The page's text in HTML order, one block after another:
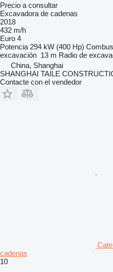
Precio a consultar
Excavadora de cadenas
2018
432 m/h
Euro 4
Potencia 294 kW (400 Hp)
excavación 13 m Radio de
China, Shanghai
SHANGHAI TAILE
Contacte con el vendedor
cadenas
10